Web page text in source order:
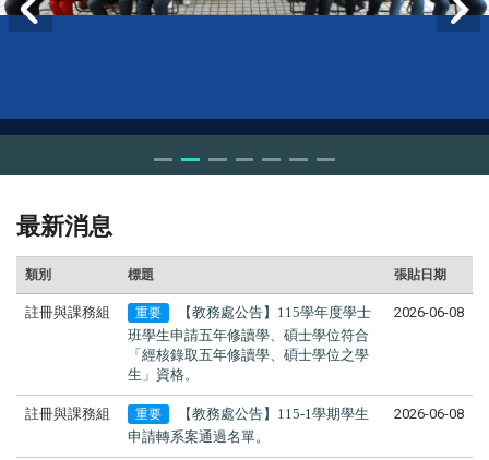
最新消息
類別 標題 張貼日期
註冊與課務組 重要
【教務處公告】115學年度學士
班學生申請五年修讀學、碩士學位符合
「經核錄取五年修讀學、碩士學位之學
生 」資格。
2026-06-08
註冊與課務組 重要
【教務處公告】115-1學期學生
申請轉系案通過名單。
2026-06-08